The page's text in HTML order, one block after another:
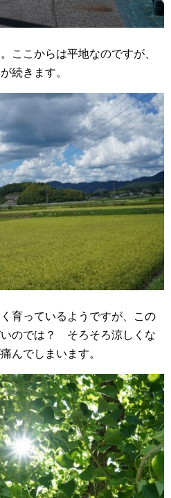
ここからは平地なのですが、
続きます。
育っているようですが、この
いのでは？ そろそろ涼しくな
んでしまいます。